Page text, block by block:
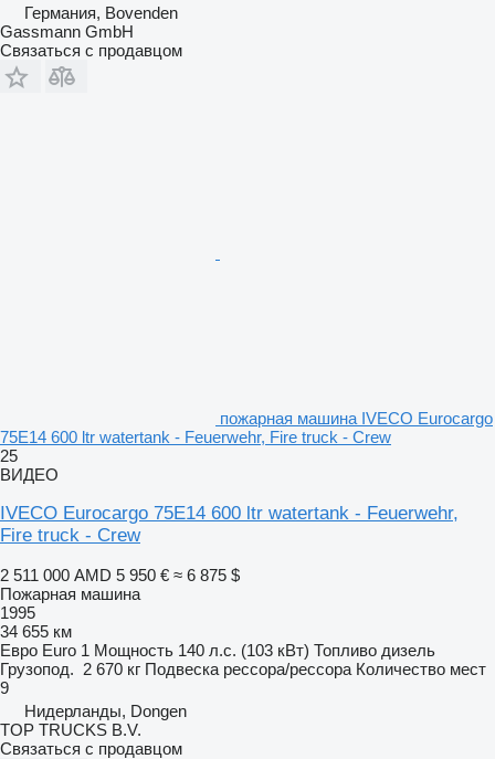
Германия, Bovenden
Gassmann GmbH
Связаться с продавцом
пожарная машина IVECO Eurocargo
75E14 600 ltr watertank - Feuerwehr, Fire truck - Crew
25
ВИДЕО
IVECO Eurocargo 75E14 600 ltr watertank - Feuerwehr,
Fire truck - Crew
2 511 000 AMD 5 950 € ≈ 6 875 $
Пожарная машина
1995
34 655 км
Евро Euro 1 Мощность 140 л.с. (103 кВт) Топливо дизель
Грузопод. 2 670 кг Подвеска рессора/рессора Количество мест
9
Нидерланды, Dongen
TOP TRUCKS B.V.
Связаться с продавцом